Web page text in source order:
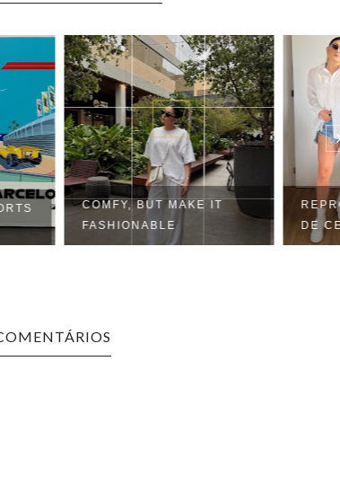
BUT MAKE IT
REPRODUZINDO LOOKS
DE CELEBRIDADES:...